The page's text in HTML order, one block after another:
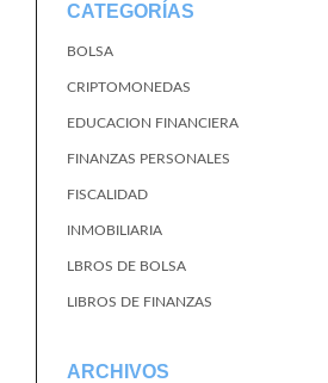
CATEGORÍAS
BOLSA
CRIPTOMONEDAS
EDUCACION FINANCIERA
FINANZAS PERSONALES
FISCALIDAD
INMOBILIARIA
LBROS DE BOLSA
LIBROS DE FINANZAS
ARCHIVOS